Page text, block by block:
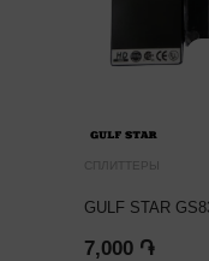
СПЛИТТЕРЫ
GULF STAR
7,000 ֏